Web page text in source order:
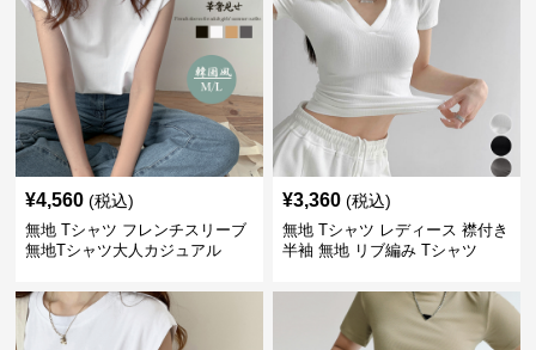
¥4,560 (税込)
無地 Tシャツ フレンチスリーブ
無地Tシャツ大人カジュアル
¥3,360 (税込)
無地 Tシャツ レディース 襟付き
半袖 無地 リブ編み Tシャツ